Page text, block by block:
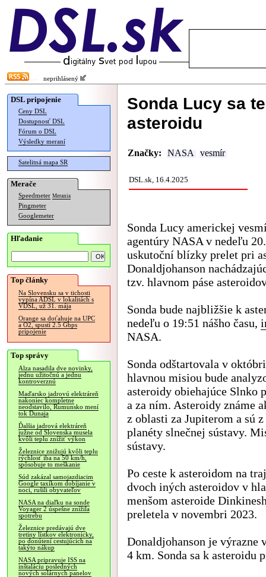
neprihlásený
DSL pripojenie
Ceny DSL
Dostupnosť DSL
Fórum o DSL
Výsledky meraní
Satelitná mapa SR
Merače
Speedmeter Merania
Pingmeter
Googlemeter
Hľadanie
Top články
Na Slovensku sa v tichosti
vypína ADSL v lokalitách s
VDSL, už 31. mája
Orange sa doťahuje na UPC
a O2, spustí 2.5 Gbps
pripojenie
Top správy
Alza nasadila dve novinky,
jednu užitočnú a jednu
kontroverznú
Maďarsko jadrovú elektráreň
nakoniec kompletne
neodstavilo, Rumunsko mení
tok Dunaja
Ďalšia jadrová elektráreň
južne od Slovenska musela
kvôli teplu znížiť výkon
Železnice znižujú kvôli teplu
rýchlosť iba na 50 km/h,
spôsobuje to meškanie
Súd zakázal samojazdiacim
Google taxíkom dobíjanie v
noci, rušili obyvateľov
NASA na diaľku na sonde
Voyager 2 úspešne znížila
spotrebu
Železnice predávajú dve
tretiny lístkov elektronicky,
po donútení cestujúcich na
takýto nákup
NASA pripravuje ISS na
inštaláciu posledných
nových solárnych panelov
Sonda Lucy sa
asteroidu
Značky: NASA vesmír
DSL.sk, 16.4.2025
Sonda Lucy americkej
agentúry NASA v nedeľu
uskutoční blízky prelet pri
Donaldjohanson
tzv. hlavnom páse
Sonda bude najbližšie k
nedeľu o 19:51 nášho času,
NASA.
Sonda odštartovala v
hlavnou misiou bude
asteroidy obiehajúce Slnko
a za ním. Asteroidy známe
z oblasti za Jupiterom a sú
planéty slnečnej sústavy.
sústavy.
Po ceste k asteroidom na
dvoch iných asteroidov v
menšom asteroide
preletela v novembri 2023.
Donaldjohanson je výrazne
4 km. Sonda sa k asteroidu